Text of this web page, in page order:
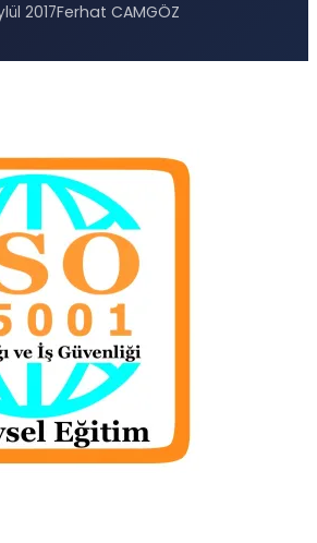
2017Ferhat CAMGÖZ